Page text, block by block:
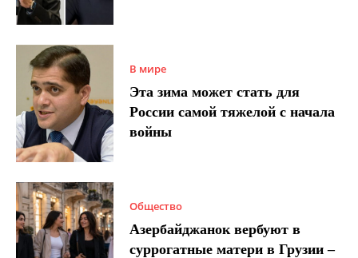
В мире
Эта зима может стать для
России самой тяжелой с начала
войны
Общество
Азербайджанок вербуют в
суррогатные матери в Грузии –